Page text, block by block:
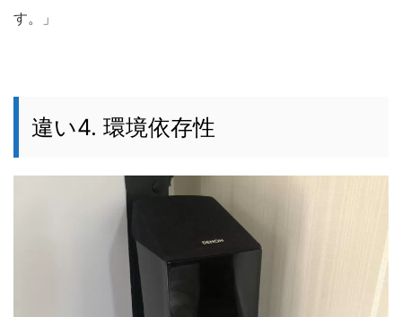
す。」
違い4. 環境依存性